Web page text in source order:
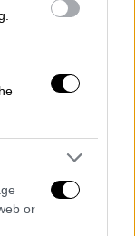
or
να
αγάπη